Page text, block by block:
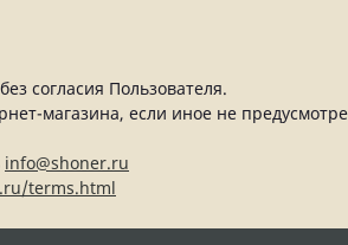
согласия Пользователя.
магазина, если иное не
info@shoner.ru
terms.html